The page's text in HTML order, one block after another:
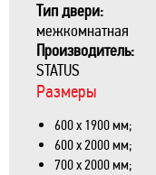
Тип двери:
межкомнатная
Производитель:
STATUS
Размеры
600 х 1900 мм;
600 х 2000 мм;
700 х 2000 мм;